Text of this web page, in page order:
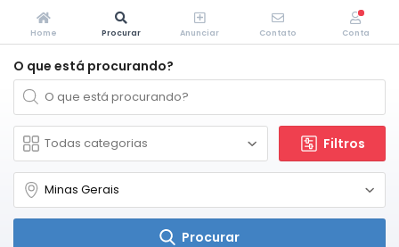
O que está procurando?
Filtros
Procurar
Home Procurar Anunciar Contato Conta